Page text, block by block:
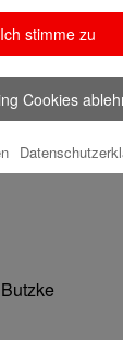
Ich stimme zu
Cookies